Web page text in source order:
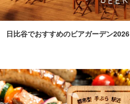
日比谷でおすすめのビアガーデン2026